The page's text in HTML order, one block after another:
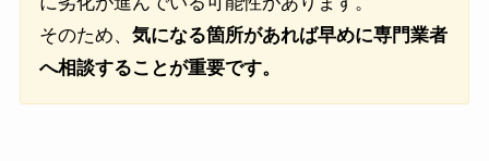
そのため、 気になる箇所があれば早めに専門業者
へ相談することが重要です。